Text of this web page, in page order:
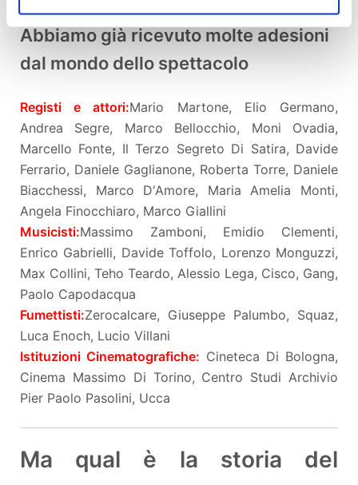
Abbiamo già ricevuto molte adesioni
dal mondo dello spettacolo
Registi e attori:Mario Martone, Elio Germano,
Andrea Segre, Marco Bellocchio, Moni Ovadia,
Marcello Fonte, Il Terzo Segreto Di Satira, Davide
Ferrario, Daniele Gaglianone, Roberta Torre, Daniele
Biacchessi, Marco D'Amore, Maria Amelia Monti,
Angela Finocchiaro, Marco Giallini
Musicisti:Massimo Zamboni, Emidio Clementi,
Enrico Gabrielli, Davide Toffolo, Lorenzo Monguzzi,
Max Collini, Teho Teardo, Alessio Lega, Cisco, Gang,
Paolo Capodacqua
Fumettisti:Zerocalcare, Giuseppe Palumbo, Squaz,
Luca Enoch, Lucio Villani
Istituzioni Cinematografiche: Cineteca Di Bologna,
Cinema Massimo Di Torino, Centro Studi Archivio
Pier Paolo Pasolini, Ucca
Ma qual è la storia del